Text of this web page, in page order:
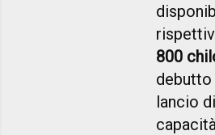
800
lancio